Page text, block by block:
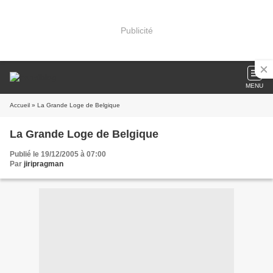
Publicité
MENU
Accueil » La Grande Loge de Belgique
La Grande Loge de Belgique
Publié le 19/12/2005 à 07:00
Par jiripragman